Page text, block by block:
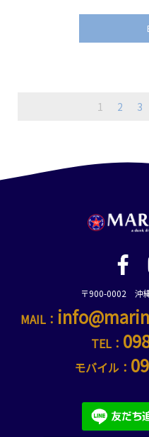
1 2 3
〒900-0002 沖
MAIL：
TEL：
モバイル：